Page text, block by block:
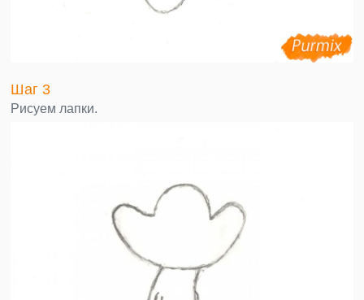
Шаг 3
Рисуем лапки.